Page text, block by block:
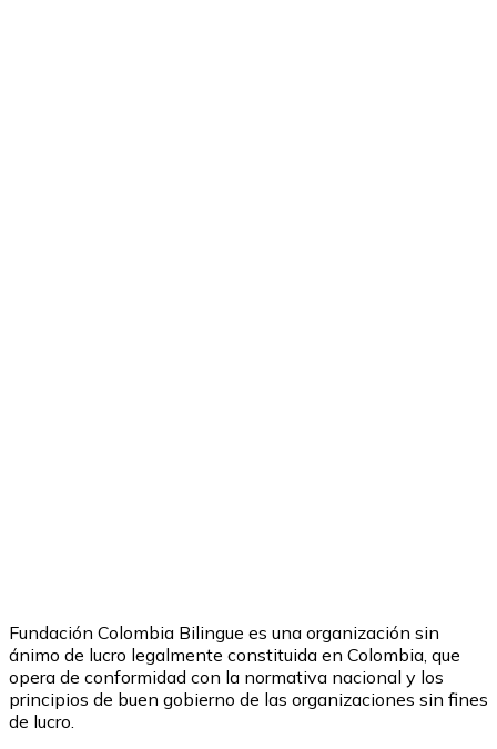
Fundación Colombia Bilingue es una organización sin
ánimo de lucro legalmente constituida en Colombia, que
opera de conformidad con la normativa nacional y los
principios de buen gobierno de las organizaciones sin fines
de lucro.